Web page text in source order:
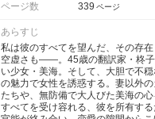
ページ数 339 ページ
あらすじ
私は彼のすべてを望んだ、その存
空虚さも――。45歳の翻訳家・柊子
い少女・美海。そして、大胆で不
の魅力で女性を誘惑する。妻以外
たちや、無防備で大人びた美海の
すべてを受け容れる、彼を所有する